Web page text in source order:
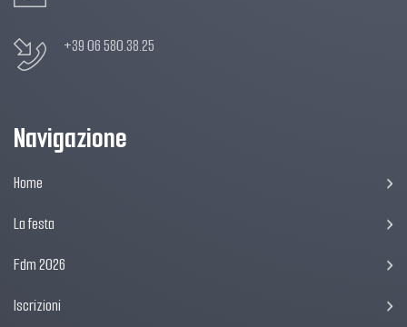
+39 06 580.38.25
Navigazione
Home
La festa
Fdm 2026
Iscrizioni